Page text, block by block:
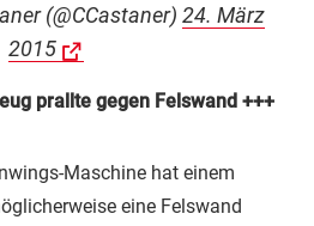
(@CCastaner) 24. März
2015
prallte gegen Felswand +++
Maschine hat einem
eine Felswand